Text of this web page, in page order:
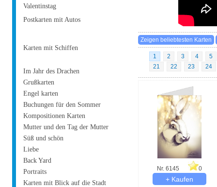
Valentinstag
Postkarten mit Autos
Karten mit Schiffen
Im Jahr des Drachen
Grußkarten
Engel karten
Buchungen für den Sommer
Kompositionen Karten
Mutter und den Tag der Mutter
Süß und schön
Liebe
Back Yard
Portraits
Karten mit Blick auf die Stadt
1 2 3 4
5
21
22 23 24
Nr. 6145 0